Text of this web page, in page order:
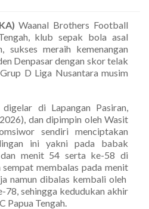
Waanal Brothers Football
klub sepak bola asal
sukses meraih kemenangan
Denpasar dengan skor telak
D Liga Nusantara musim
di Lapangan Pasiran,
dan dipimpin oleh Wasit
sendiri menciptakan
ini yakni pada babak
menit 54 serta ke-58 di
membalas pada menit
namun dibalas kembali oleh
78, sehingga kedudukan akhir
Papua Tengah.